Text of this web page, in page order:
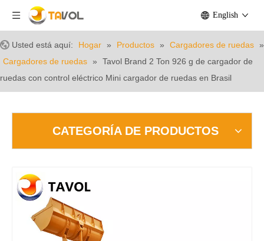
English
Usted está aquí: Hogar » Productos » Cargadores de ruedas »
Cargadores de ruedas »
Tavol Brand 2 Ton 926 g de cargador de
ruedas con control eléctrico Mini cargador de ruedas en Brasil
CATEGORÍA DE PRODUCTOS